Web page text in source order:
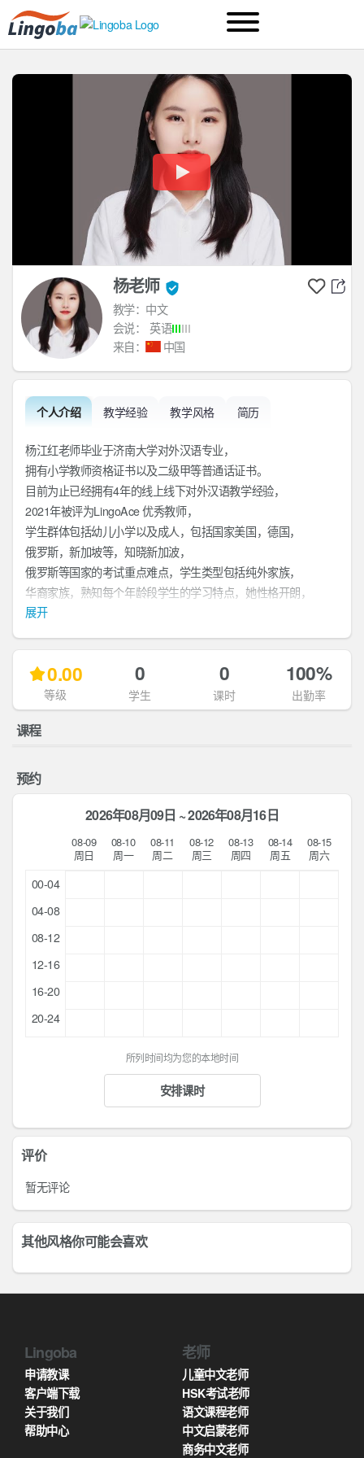
杨老师
教学：中文
会说：
英语
来自：
中国
个人介绍 教学经验 教学风格 简历
杨江红老师毕业于济南大学对外汉语专业，
拥有小学教师资格证书以及二级甲等普通话证书。
目前为止已经拥有4年的线上线下对外汉语教学经验，
2021年被评为LingoAce 优秀教师，
学生群体包括幼儿小学以及成人，包括国家美国，德国，
俄罗斯，新加坡等，知晓新加波，
俄罗斯等国家的考试重点难点，学生类型包括纯外家族，
华裔家族，熟知每个年龄段学生的学习特点，她性格开朗，
善于引导，因材施教，
兴趣与话题
展开
0.00
等级
0
学生
0
课时
100%
出勤率
课程
预约
2026年08月09日 ~ 2026年08月16日
08-09
周日
08-10
周一
08-11
周二
08-12
周三
08-13
周四
08-14
周五
08-15
周六
00-04
04-08
08-12
12-16
16-20
20-24
所列时间均为您的本地时间
安排课时
评价
暂无评论
其他风格你可能会喜欢
Lingoba
申请教课
客户端下载
关于我们
帮助中心
老师
儿童中文老师
HSK考试老师
语文课程老师
中文启蒙老师
商务中文老师